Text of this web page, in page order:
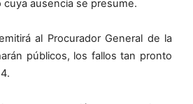
cuya ausencia se presume.
al Procurador General de la
públicos, los fallos tan pronto